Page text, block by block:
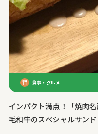
食事・グルメ
インパクト満点！「焼肉
毛和牛のスペシャルサンド